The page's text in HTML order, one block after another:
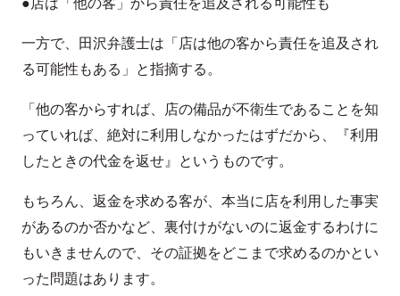
一方で、田沢弁護士は「店は他の客から責任を追及され
る可能性もある」と指摘する。
「他の客からすれば、店の備品が不衛生であることを知
っていれば、絶対に利用しなかったはずだから、『利用
したときの代金を返せ』というものです。
もちろん、返金を求める客が、本当に店を利用した事実
があるのか否かなど、裏付けがないのに返金するわけに
もいきませんので、その証拠をどこまで求めるのかとい
った問題はあります。